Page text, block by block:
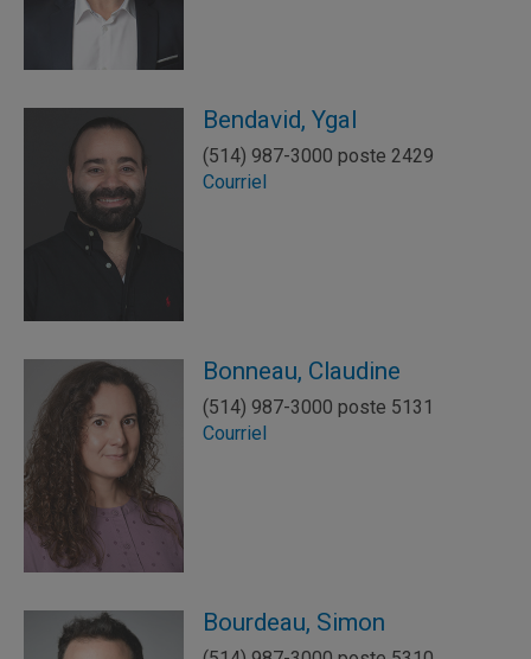
Bendavid, Ygal
(514) 987-3000 poste 2429
Courriel
Bonneau, Claudine
(514) 987-3000 poste 5131
Courriel
Bourdeau, Simon